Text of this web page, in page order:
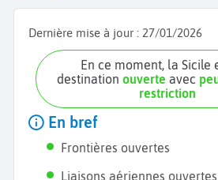
Dernière mise à jour : 27/01/2026
En ce moment, la Sicile est une
destinationouverte avec
restriction
En bref
Frontières ouvertes
Liaisons aériennes ouvertes